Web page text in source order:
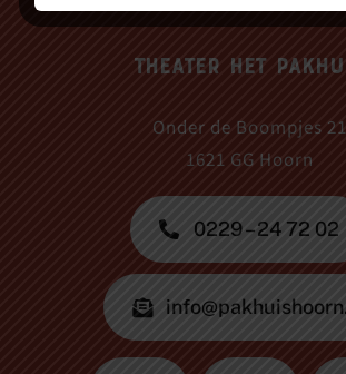
Theater Het
Onder de Boompjes 21
1621 GG Hoorn
0229 – 24 72 02